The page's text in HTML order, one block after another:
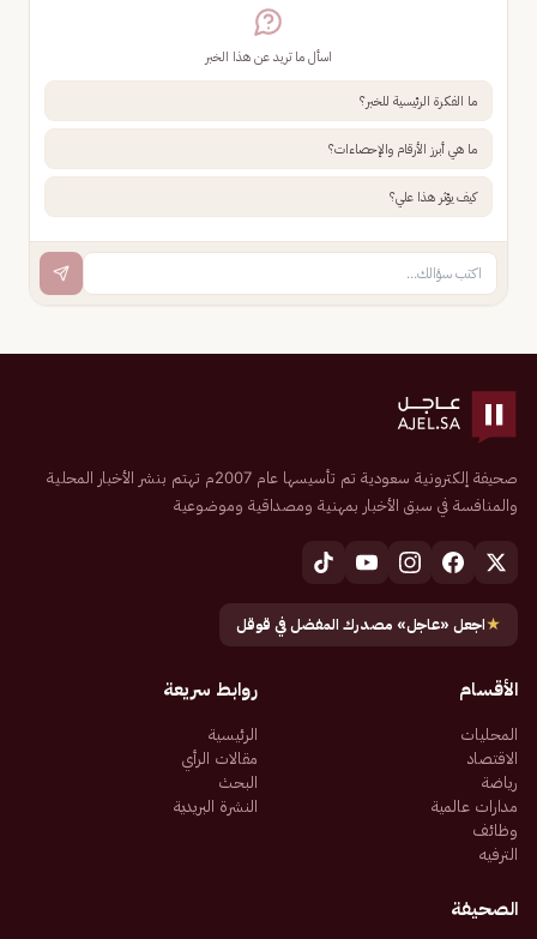
اسأل ما تريد عن هذا الخبر
ما الفكرة الرئيسية للخبر؟
ما هي أبرز الأرقام والإحصاءات؟
كيف يؤثر هذا علي؟
صحيفة إلكترونية سعودية تم تأسيسها عام 2007م تهتم بنشر الأخبار المحلية
والمنافسة في سبق الأخبار بمهنية ومصداقية وموضوعية
★اجعل «عاجل» مصدرك المفضل في قوقل
الأقسام
المحليات
الاقتصاد
رياضة
مدارات عالمية
وظائف
الترفيه
روابط سريعة
الرئيسية
مقالات الرأي
البحث
النشرة البريدية
الصحيفة